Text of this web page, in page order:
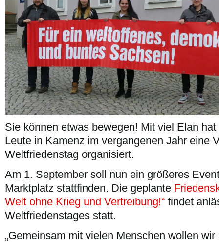
Sie können etwas bewegen! Mit viel Elan
Leute in Kamenz im vergangenen Jahr eine
Weltfriedenstag organisiert.
Am 1. September soll nun ein größeres
Marktplatz stattfinden. Die geplante
Welt ohne Krieg und Vertreibung!“ findet
Weltfriedenstages statt.
„Gemeinsam mit vielen Menschen wollen